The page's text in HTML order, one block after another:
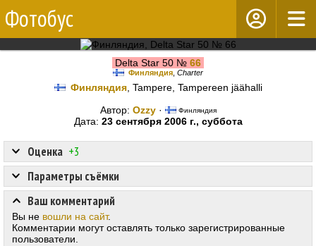
Фотобус
Delta Star 50 № 66
Финляндия Charter
Финляндия, Tampere, Tampereen jäähalli
Автор: Ozzy· Финляндия
Дата: 23 сентября 2006 г., суббота
Оценка +3
Параметры съёмки
Ваш комментарий
Вы не вошли на сайт.
Комментарии могут оставлять только зарегистрированные
пользователи.